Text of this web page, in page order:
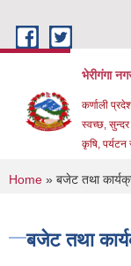
भेरीगंगा
कर्णाली
स्वच्छ, सुन्दर
कृषि, पर्यटन
You are
Home » बजेट तथा
बजेट तथा